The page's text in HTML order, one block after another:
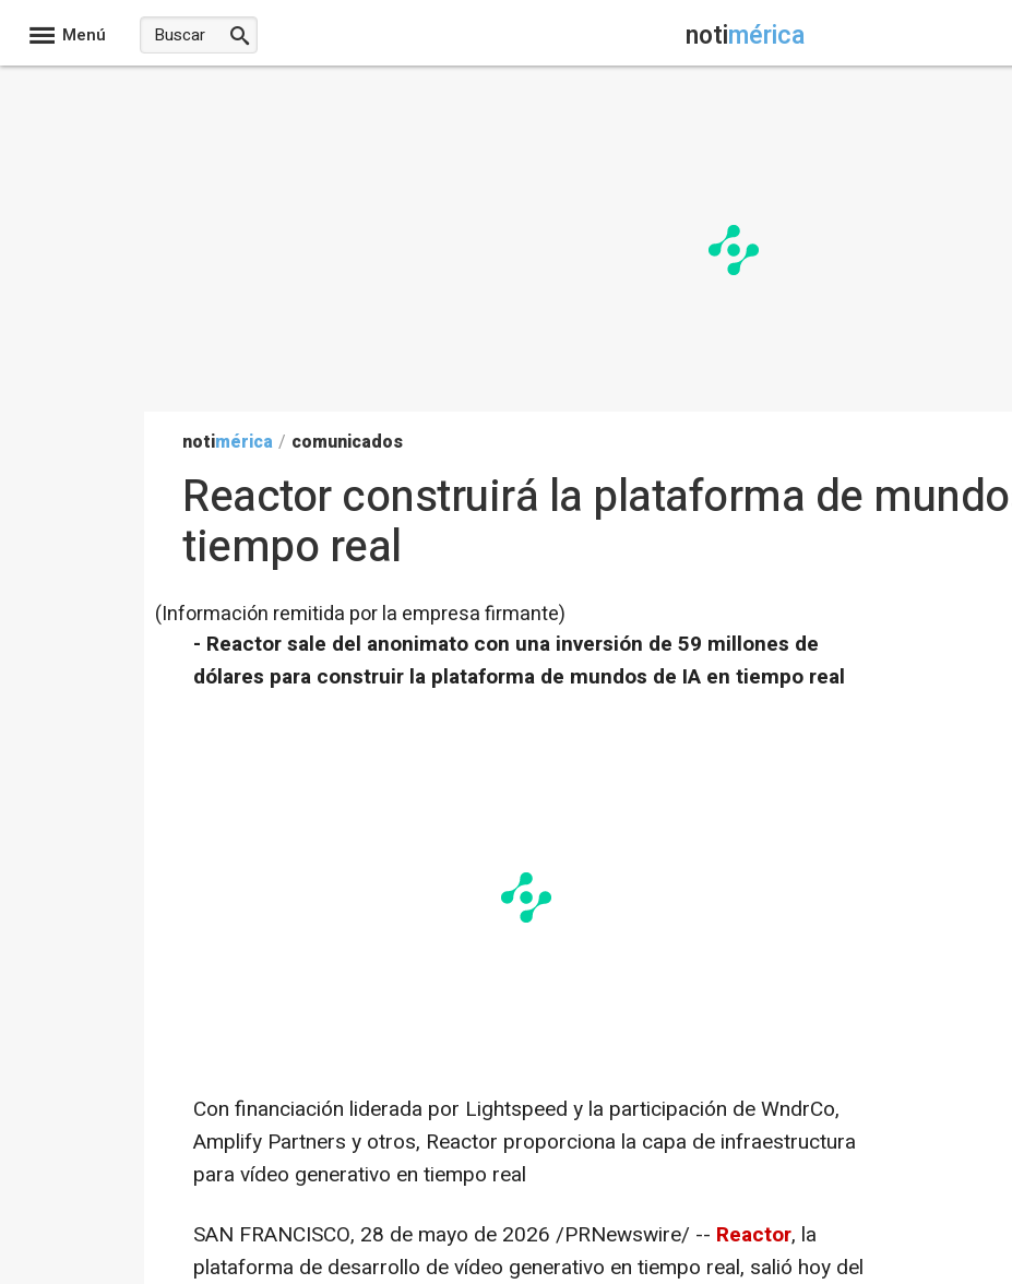
Menú notimérica
notimérica / comunicados
Reactor construirá la plataforma de
tiempo real
(Información remitida por la empresa firmante)
- Reactor sale del anonimato con una inversión de 59 millones de
dólares para construir la plataforma de mundos de IA en tiempo real
Con financiación liderada por Lightspeed y la participación de WndrCo,
Amplify Partners y otros, Reactor proporciona la capa de infraestructura
para vídeo generativo en tiempo real
SAN FRANCISCO, 28 de mayo de 2026 /PRNewswire/ -- Reactor, la
plataforma de desarrollo de vídeo generativo en tiempo real, salió hoy del